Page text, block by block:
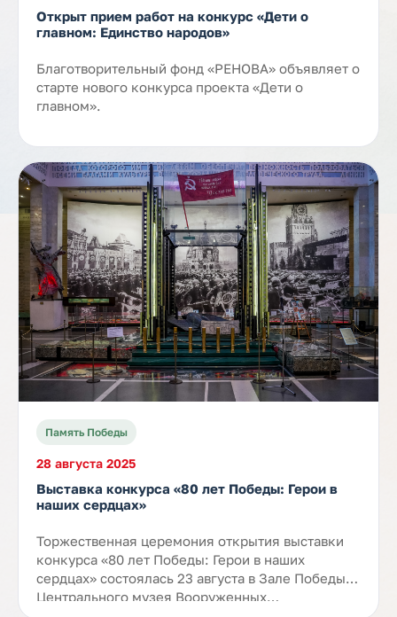
Открыт прием работ на конкурс «Дети о
главном: Единство народов»
Благотворительный фонд «РЕНОВА» объявляет о
старте нового конкурса проекта «Дети о
главном».
Память Победы
28 августа 2025
Выставка конкурса «80 лет Победы: Герои в
наших сердцах»
Торжественная церемония открытия выставки
конкурса «80 лет Победы: Герои в наших
сердцах» состоялась 23 августа в Зале Победы
Центрального музея Вооруженных…